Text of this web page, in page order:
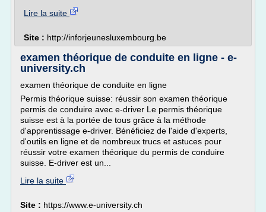
Lire la suite
Site : http://inforjeunesluxembourg.be
examen théorique de conduite en ligne - e-
university.ch
examen théorique de conduite en ligne
Permis théorique suisse: réussir son examen théorique
permis de conduire avec e-driver Le permis théorique
suisse est à la portée de tous grâce à la méthode
d'apprentissage e-driver. Bénéficiez de l'aide d'experts,
d'outils en ligne et de nombreux trucs et astuces pour
réussir votre examen théorique du permis de conduire
suisse. E-driver est un...
Lire la suite
Site : https://www.e-university.ch